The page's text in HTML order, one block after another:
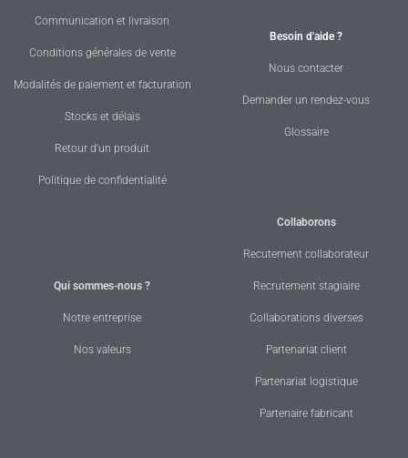
Communication et livraison
Conditions générales de vente
Modalités de paiement et facturation
Stocks et délais
Retour d'un produit
Politique de confidentialité
Besoin d'aide ?
Nous contacter
Demander un rendez-vous
Glossaire
Qui sommes-nous ?
Notre entreprise
Nos valeurs
Collaborons
Recutement collaborateur
Recrutement stagiaire
Collaborations diverses
Partenariat client
Partenariat logistique
Partenaire fabricant